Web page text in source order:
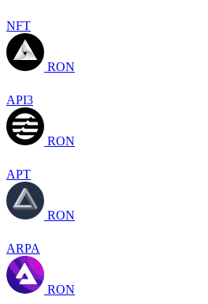
NFT
RON
API3
RON
APT
RON
ARPA
RON